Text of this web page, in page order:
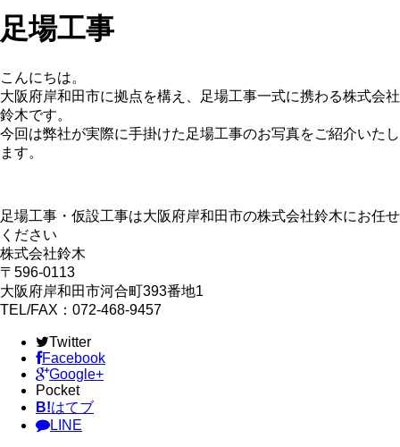
足場工事
こんにちは。
大阪府岸和田市に拠点を構え、足場工事一式に携わる株式会社
鈴木です。
今回は弊社が実際に手掛けた足場工事のお写真をご紹介いたし
ます。
足場工事・仮設工事は大阪府岸和田市の株式会社鈴木にお任せ
ください
株式会社鈴木
〒596-0113
大阪府岸和田市河合町393番地1
TEL/FAX：072-468-9457
Twitter
Facebook
Google+
Pocket
B!はてブ
LINE